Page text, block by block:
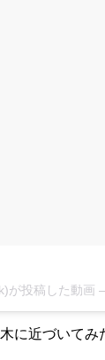
が投稿した動画
に近づいてみ